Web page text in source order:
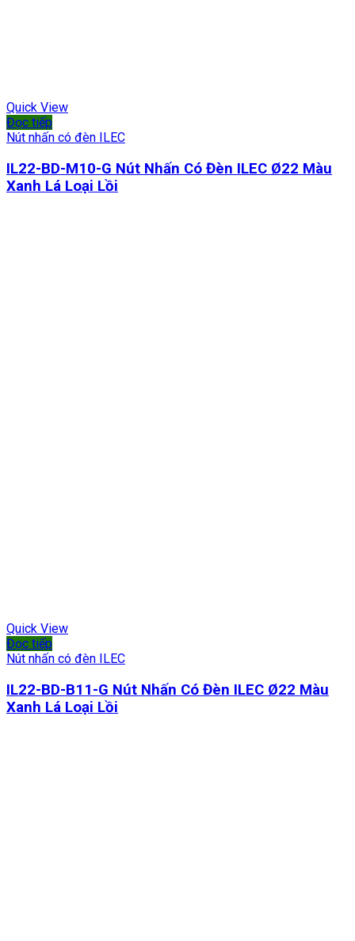
Quick View
Đọc tiếp
Nút nhấn có đèn ILEC
IL22-BD-M10-G Nút Nhấn Có Đèn ILEC Ø22 Màu
Xanh Lá Loại Lồi
Quick View
Đọc tiếp
Nút nhấn có đèn ILEC
IL22-BD-B11-G Nút Nhấn Có Đèn ILEC Ø22 Màu
Xanh Lá Loại Lồi